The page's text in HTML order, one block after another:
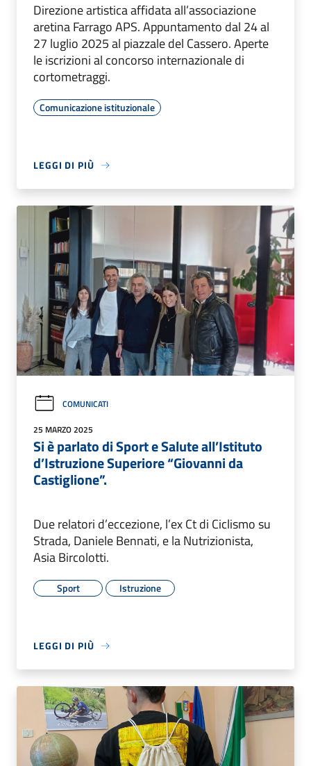
Direzione artistica affidata all’associazione
aretina Farrago APS. Appuntamento dal 24 al
27 luglio 2025 al piazzale del Cassero. Aperte
le iscrizioni al concorso internazionale di
cortometraggi.
Comunicazione istituzionale
LEGGI DI PIÙ
COMUNICATI
25 MARZO 2025
Si è parlato di Sport e Salute all’Istituto
d’Istruzione Superiore “Giovanni da
Castiglione”.
Due relatori d’eccezione, l’ex Ct di Ciclismo su
Strada, Daniele Bennati, e la Nutrizionista,
Asia Bircolotti.
Sport Istruzione
LEGGI DI PIÙ